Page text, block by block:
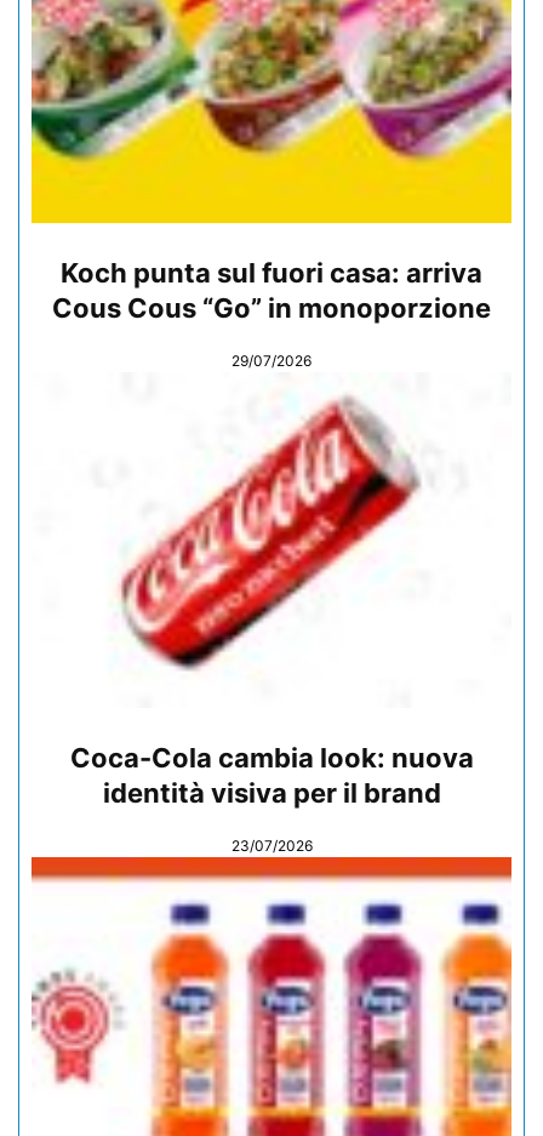
Koch punta sul fuori casa: arriva
Cous Cous “Go” in monoporzione
29/07/2026
Coca-Cola cambia look: nuova
identità visiva per il brand
23/07/2026